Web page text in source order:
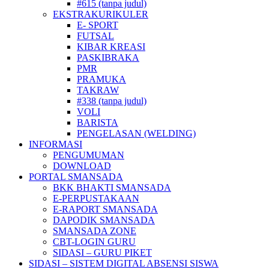
#615 (tanpa judul)
EKSTRAKURIKULER
E- SPORT
FUTSAL
KIBAR KREASI
PASKIBRAKA
PMR
PRAMUKA
TAKRAW
#338 (tanpa judul)
VOLI
BARISTA
PENGELASAN (WELDING)
INFORMASI
PENGUMUMAN
DOWNLOAD
PORTAL SMANSADA
BKK BHAKTI SMANSADA
E-PERPUSTAKAAN
E-RAPORT SMANSADA
DAPODIK SMANSADA
SMANSADA ZONE
CBT-LOGIN GURU
SIDASI – GURU PIKET
SIDASI – SISTEM DIGITAL ABSENSI SISWA